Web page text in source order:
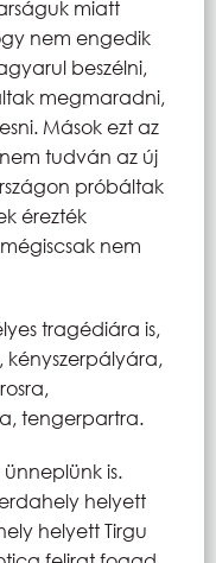
miatt
nem engedik
beszélni,
megmaradni,
Mások ezt az
tudván az új
próbáltak
érezték
nem
tragédiára is,
kényszerpályára,
tengerpartra.
is.
helyett
helyett Tirgu